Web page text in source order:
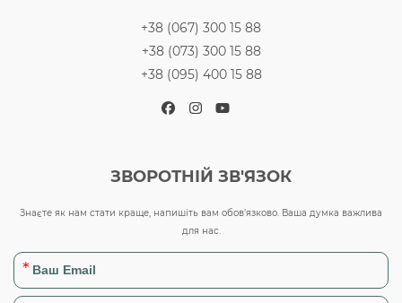
+38 (067) 300 15 88
+38 (073) 300 15 88
+38 (095) 400 15 88
Facebook
Instagram
YouTube
ЗВОРОТНІЙ ЗВ'ЯЗОК
Знаєте як нам стати краще, напишіть вам обов’язково. Ваша думка важлива
для нас.